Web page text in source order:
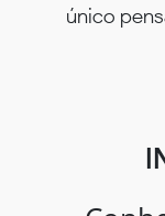
único